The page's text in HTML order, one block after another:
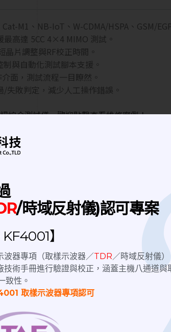
M1、NB-IoT、W-CDMA/HSPA、GSM/
高達 5CC 4×4 MIMO 測試。
片調整與RF校正時間。
與自動化測試腳本支援。
面，測試流程一目瞭然。
敗判定，減少人工操作錯誤。
綜合測試儀，歡迎點擊查看維修案例！
各尺寸屏蔽箱，提供您最佳屏蔽箱解決方
等，RF功能相關測試。 隔離外部基站信號
整合，簡化流程並提高效率。
/時域反射儀)認可專案
】
器專項（取樣示波器／TDR ／時域反射儀）
術手冊進行驗證與校正，涵蓋主機八通道與
致性。
取樣示波器專項認可